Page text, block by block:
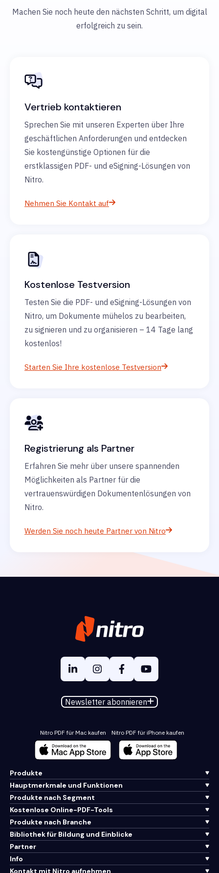
Machen Sie noch heute den nächsten Schritt, um digital
erfolgreich zu sein.
Vertrieb kontaktieren
Sprechen Sie mit unseren Experten über Ihre
geschäftlichen Anforderungen und entdecken
Sie kostengünstige Optionen für die
erstklassigen PDF- und eSigning-Lösungen von
Nitro.
Nehmen Sie Kontakt auf
Kostenlose Testversion
Testen Sie die PDF- und eSigning-Lösungen von
Nitro, um Dokumente mühelos zu bearbeiten,
zu signieren und zu organisieren – 14 Tage lang
kostenlos!
Starten Sie Ihre kostenlose Testversion
Registrierung als Partner
Erfahren Sie mehr über unsere spannenden
Möglichkeiten als Partner für die
vertrauenswürdigen Dokumentenlösungen von
Nitro.
Werden Sie noch heute Partner von Nitro
Newsletter abonnieren
Nitro PDF für Mac kaufen Nitro PDF für iPhone kaufen
Produkte
Hauptmerkmale und Funktionen
Produkte nach Segment
Kostenlose Online-PDF-Tools
Produkte nach Branche
Bibliothek für Bildung und Einblicke
Partner
Info
Kontakt mit Nitro aufnehmen